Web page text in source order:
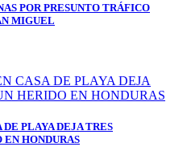
POR PRESUNTO TRÁFICO
MIGUEL
DE PLAYA DEJA TRES
HONDURAS